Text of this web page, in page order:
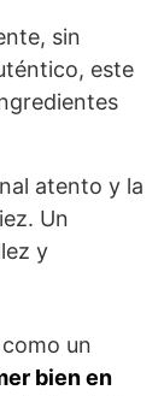
sin
este
atento y la
Un
y
un
bien en